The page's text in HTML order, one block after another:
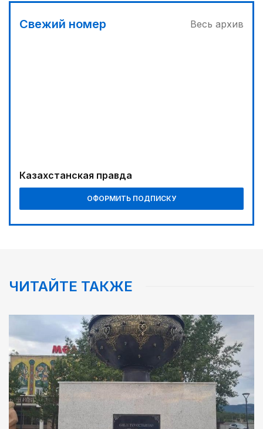
Свежий номер Весь архив
Казахстанская правда
ОФОРМИТЬ ПОДПИСКУ
ЧИТАЙТЕ ТАКЖЕ